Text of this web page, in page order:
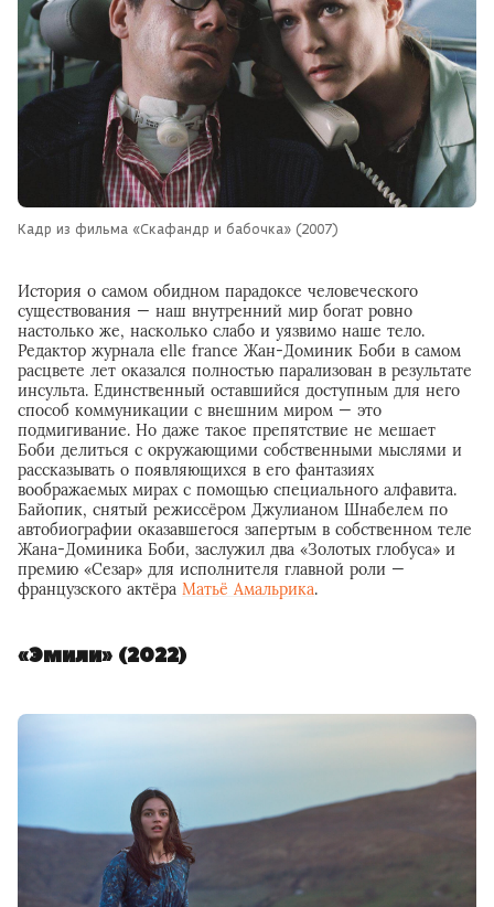
Кадр из фильма «Скафандр и бабочка» (2007)
История о самом обидном парадоксе человеческого
существования — наш внутренний мир богат ровно
настолько же, насколько слабо и уязвимо наше тело.
Редактор журнала elle france Жан-Доминик Боби в самом
расцвете лет оказался полностью парализован в результате
инсульта. Единственный оставшийся доступным для него
способ коммуникации с внешним миром — это
подмигивание. Но даже такое препятствие не мешает
Боби делиться с окружающими собственными мыслями и
рассказывать о появляющихся в его фантазиях
воображаемых мирах с помощью специального алфавита.
Байопик, снятый режиссёром Джулианом Шнабелем по
автобиографии оказавшегося запертым в собственном теле
Жана-Доминика Боби, заслужил два «Золотых глобуса» и
премию «Сезар» для исполнителя главной роли —
французского актёра Матьё Амальрика.
«Эмили» (2022)